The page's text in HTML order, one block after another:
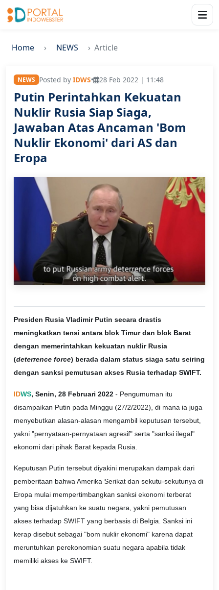
Home NEWS Article
NEWS Posted by IDWS• 28 Feb 2022 | 11:48
Putin Perintahkan Kekuatan
Nuklir Rusia Siap Siaga,
Jawaban Atas Ancaman 'Bom
Nuklir Ekonomi' dari AS dan
Eropa
Presiden Rusia Vladimir Putin secara drastis
meningkatkan tensi antara blok Timur dan blok Barat
dengan memerintahkan kekuatan nuklir Rusia
(deterrence force) berada dalam status siaga satu seiring
dengan sanksi pemutusan akses Rusia terhadap SWIFT.
IDWS, Senin, 28 Februari 2022 - Pengumuman itu
disampaikan Putin pada Minggu (27/2/2022), di mana ia juga
menyebutkan alasan-alasan mengambil keputusan tersebut,
yakni "pernyataan-pernyataan agresif" serta "sanksi ilegal"
ekonomi dari pihak Barat kepada Rusia.
Keputusan Putin tersebut diyakini merupakan dampak dari
pemberitaan bahwa Amerika Serikat dan sekutu-sekutunya di
Eropa mulai mempertimbangkan sanksi ekonomi terberat
yang bisa dijatuhkan ke suatu negara, yakni pemutusan
akses terhadap SWIFT yang berbasis di Belgia. Sanksi ini
kerap disebut sebagai "bom nuklir ekonomi" karena dapat
meruntuhkan perekonomian suatu negara apabila tidak
memiliki akses ke SWIFT.